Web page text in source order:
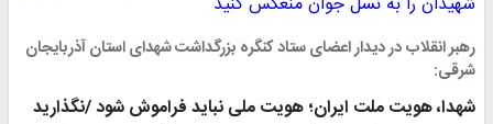
رهبر انقلاب در دیدار اعضای ستاد کنگره بزرگداشت شهدای استان آذربایجان
شرقی:
شهدا، هویت ملت ایران؛ هویت ملی نباید فراموش شود /نگذارید